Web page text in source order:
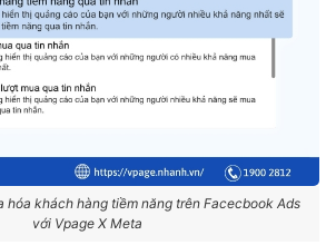
hóa khách hàng tiềm năng trên Facecbook Ads
với Vpage X Meta